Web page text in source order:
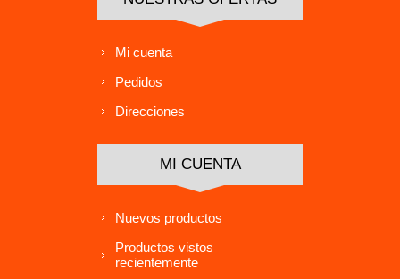
Mi cuenta
Pedidos
Direcciones
MI CUENTA
Nuevos productos
Productos vistos
recientemente